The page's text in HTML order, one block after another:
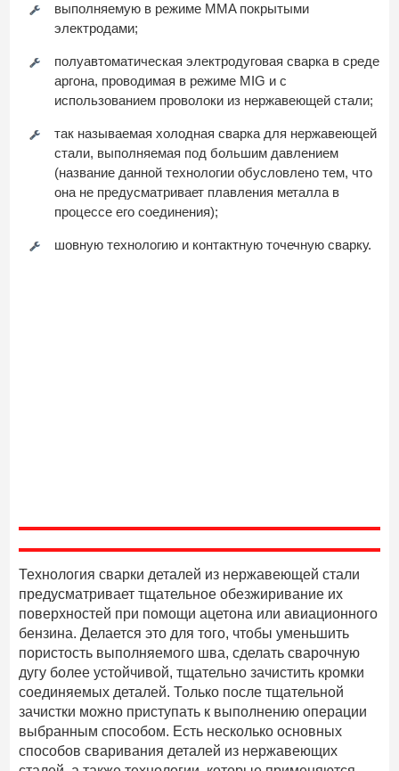
выполняемую в режиме MMA покрытыми
электродами;
полуавтоматическая электродуговая сварка в среде
аргона, проводимая в режиме MIG и с
использованием проволоки из нержавеющей стали;
так называемая холодная сварка для нержавеющей
стали, выполняемая под большим давлением
(название данной технологии обусловлено тем, что
она не предусматривает плавления металла в
процессе его соединения);
шовную технологию и контактную точечную сварку.
Технология сварки деталей из нержавеющей стали
предусматривает тщательное обезжиривание их
поверхностей при помощи ацетона или авиационного
бензина. Делается это для того, чтобы уменьшить
пористость выполняемого шва, сделать сварочную
дугу более устойчивой, тщательно зачистить кромки
соединяемых деталей. Только после тщательной
зачистки можно приступать к выполнению операции
выбранным способом. Есть несколько основных
способов сваривания деталей из нержавеющих